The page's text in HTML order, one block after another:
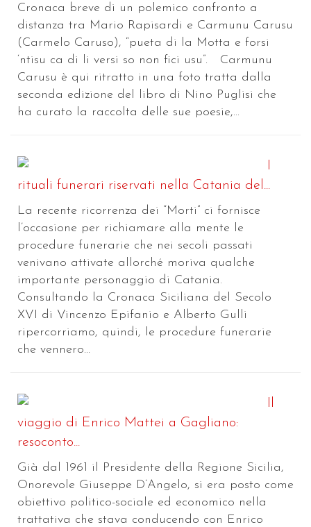
Cronaca breve di un polemico confronto a
distanza tra Mario Rapisardi e Carmunu Carusu
(Carmelo Caruso), “pueta di la Motta e forsi
‘ntisu ca di li versi so non fici usu”. Carmunu
Carusu è qui ritratto in una foto tratta dalla
seconda edizione del libro di Nino Puglisi che
ha curato la raccolta delle sue poesie,...
rituali funerari riservati nella Catania del...
La recente ricorrenza dei “Morti” ci fornisce
l’occasione per richiamare alla mente le
procedure funerarie che nei secoli passati
venivano attivate allorché moriva qualche
importante personaggio di Catania.
Consultando la Cronaca Siciliana del Secolo
XVI di Vincenzo Epifanio e Alberto Gulli
ripercorriamo, quindi, le procedure funerarie
che vennero...
viaggio di Enrico Mattei a Gagliano:
resoconto...
Già dal 1961 il Presidente della Regione Sicilia,
Onorevole Giuseppe D’Angelo, si era posto come
obiettivo politico-sociale ed economico nella
trattativa che stava conducendo con Enrico